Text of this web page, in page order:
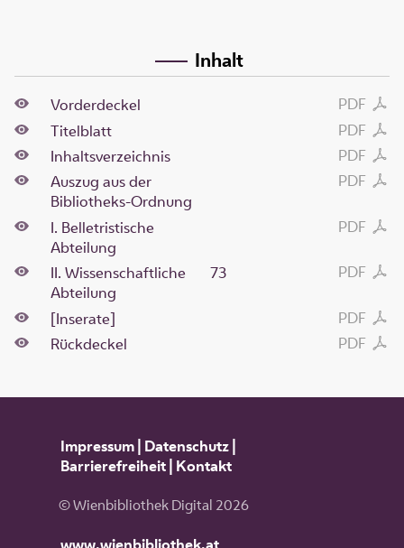
Inhalt
PDF
Vorderdeckel
PDF
Titelblatt
PDF
Inhaltsverzeichnis
PDF
Auszug aus der
Bibliotheks-Ordnung
PDF
I. Belletristische
Abteilung
PDF
73
II. Wissenschaftliche
Abteilung
PDF
[Inserate]
PDF
Rückdeckel
Impressum| Datenschutz|
Barrierefreiheit| Kontakt
© Wienbibliothek Digital 2026